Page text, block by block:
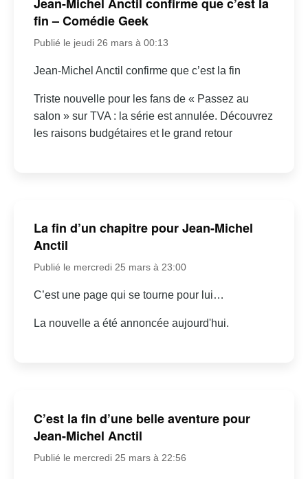
fin – Comédie Geek
Publié le jeudi 26 mars à 00:13
Jean-Michel Anctil confirme que c’est la fin
Triste nouvelle pour les fans de « Passez au
salon » sur TVA : la série est annulée. Découvrez
les raisons budgétaires et le grand retour
La fin d’un chapitre pour Jean-Michel
Anctil
Publié le mercredi 25 mars à 23:00
C’est une page qui se tourne pour lui…
La nouvelle a été annoncée aujourd'hui.
C’est la fin d’une belle aventure pour
Jean-Michel Anctil
Publié le mercredi 25 mars à 22:56